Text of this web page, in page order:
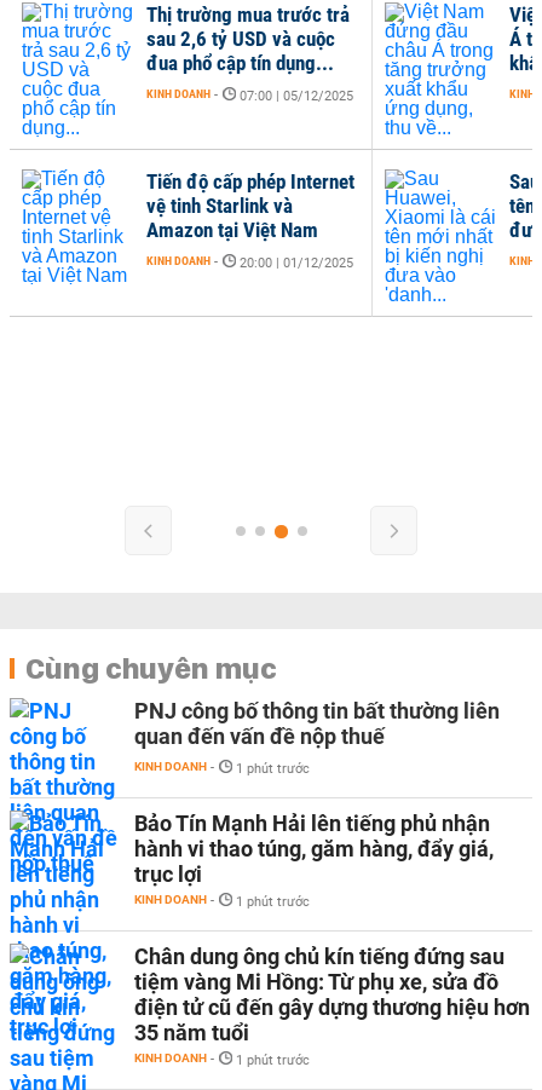
tên
KINH
Thị trường mua trước trả
sau 2,6 tỷ USD và cuộc
đua phổ cập tín dụng...
KINH DOANH - 07:00 | 05/12/2025
Tiến độ cấp phép Internet
vệ tinh Starlink và
Amazon tại Việt Nam
KINH DOANH - 20:00 | 01/12/2025
Á
KINH
Cùng chuyên mục
PNJ công bố thông tin bất thường liên
quan đến vấn đề nộp thuế
KINH DOANH - 1 phút trước
Bảo Tín Mạnh Hải lên tiếng phủ nhận
hành vi thao túng, găm hàng, đẩy giá,
trục lợi
KINH DOANH - 1 phút trước
Chân dung ông chủ kín tiếng đứng sau
tiệm vàng Mi Hồng: Từ phụ xe, sửa đồ
điện tử cũ đến gây dựng thương hiệu hơn
35 năm tuổi
KINH DOANH - 1 phút trước